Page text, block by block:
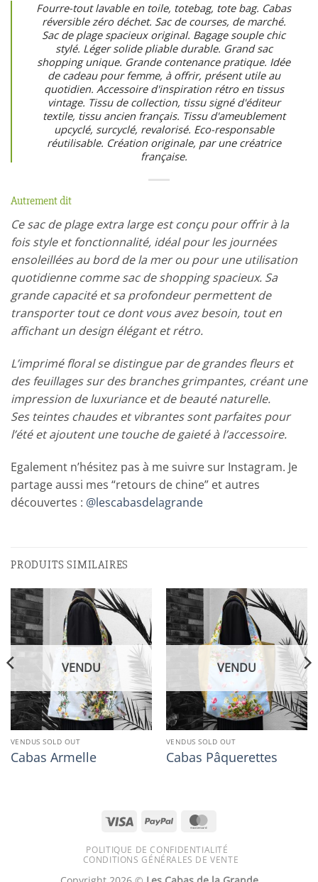
Fourre-tout lavable en toile, totebag, tote bag. Cabas
réversible zéro déchet. Sac de courses, de marché.
Sac de plage spacieux original. Bagage souple chic
stylé. Léger solide pliable durable. Grand sac
shopping unique. Grande contenance pratique. Idée
de cadeau pour femme, à offrir, présent utile au
quotidien. Accessoire d'inspiration rétro en tissus
vintage. Tissu de collection, tissu signé d'éditeur
textile, tissu ancien français. Tissu d'ameublement
upcyclé, surcyclé, revalorisé. Eco-responsable
réutilisable. Création originale, par une créatrice
française.
Autrement dit
Ce sac de plage extra large est conçu pour offrir à la
fois style et fonctionnalité, idéal pour les journées
ensoleillées au bord de la mer ou pour une utilisation
quotidienne comme sac de shopping spacieux. Sa
grande capacité et sa profondeur permettent de
transporter tout ce dont vous avez besoin, tout en
affichant un design élégant et rétro.
L’imprimé floral se distingue par de grandes fleurs et
des feuillages sur des branches grimpantes, créant une
impression de luxuriance et de beauté naturelle.
Ses teintes chaudes et vibrantes sont parfaites pour
l’été et ajoutent une touche de gaieté à l’accessoire.
Egalement n’hésitez pas à me suivre sur Instagram. Je
partage aussi mes “retours de chine” et autres
découvertes : @lescabasdelagrande
PRODUITS SIMILAIRES
VENDU
VENDUS SOLD OUT
Cabas Armelle
VENDU
VENDUS SOLD OUT
Cabas Pâquerettes
Visa PayPal
POLITIQUE DE CONFIDENTIALITÉ
CONDITIONS GÉNÉRALES DE VENTE